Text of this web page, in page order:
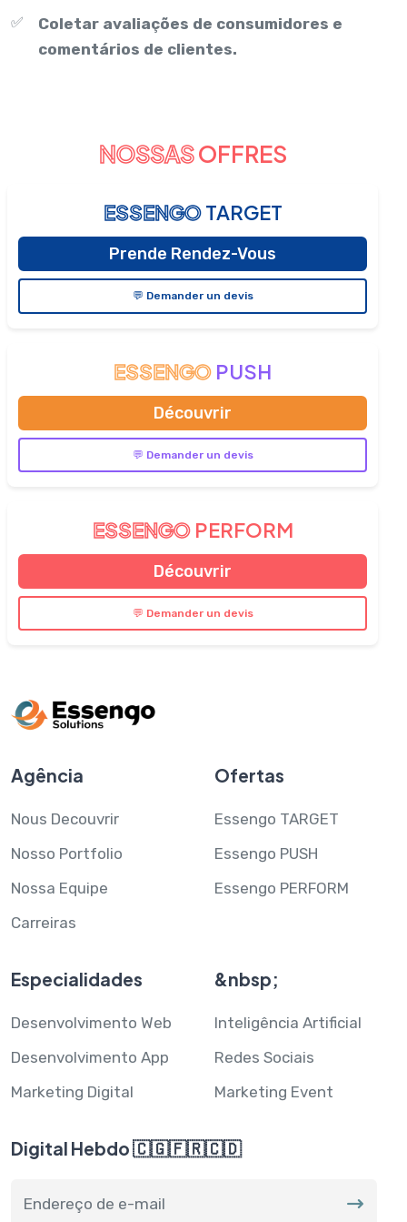
✅
Coletar avaliações de consumidores e
comentários de clientes.
NOSSASOFFRES
ESSENGOTARGET
Prende Rendez-Vous
💬 Demander un devis
ESSENGO PUSH
Découvrir
💬 Demander un devis
ESSENGOPERFORM
Découvrir
💬 Demander un devis
Agência
Nous Decouvrir
Nosso Portfolio
Nossa Equipe
Carreiras
Ofertas
Essengo TARGET
Essengo PUSH
Essengo PERFORM
Especialidades
Desenvolvimento Web
Desenvolvimento App
Marketing Digital
&nbsp;
Inteligência Artificial
Redes Sociais
Marketing Event
Digital Hebdo 🇨🇬🇫🇷🇨🇩